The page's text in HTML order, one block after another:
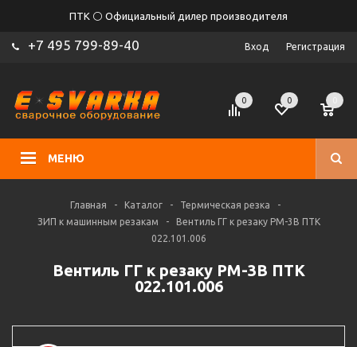
ПТК ⚪ Официальный дилер производителя
+7 495 799-89-40 Вход Регистрация
МЕНЮ
0 0
Главная - Каталог - Термическая резка
-
ЗИП к машинным резакам
-
Вентиль ГГ к резаку РМ-3В ПТК
022.101.006
Вентиль ГГ к резаку РМ-3В ПТК
022.101.006